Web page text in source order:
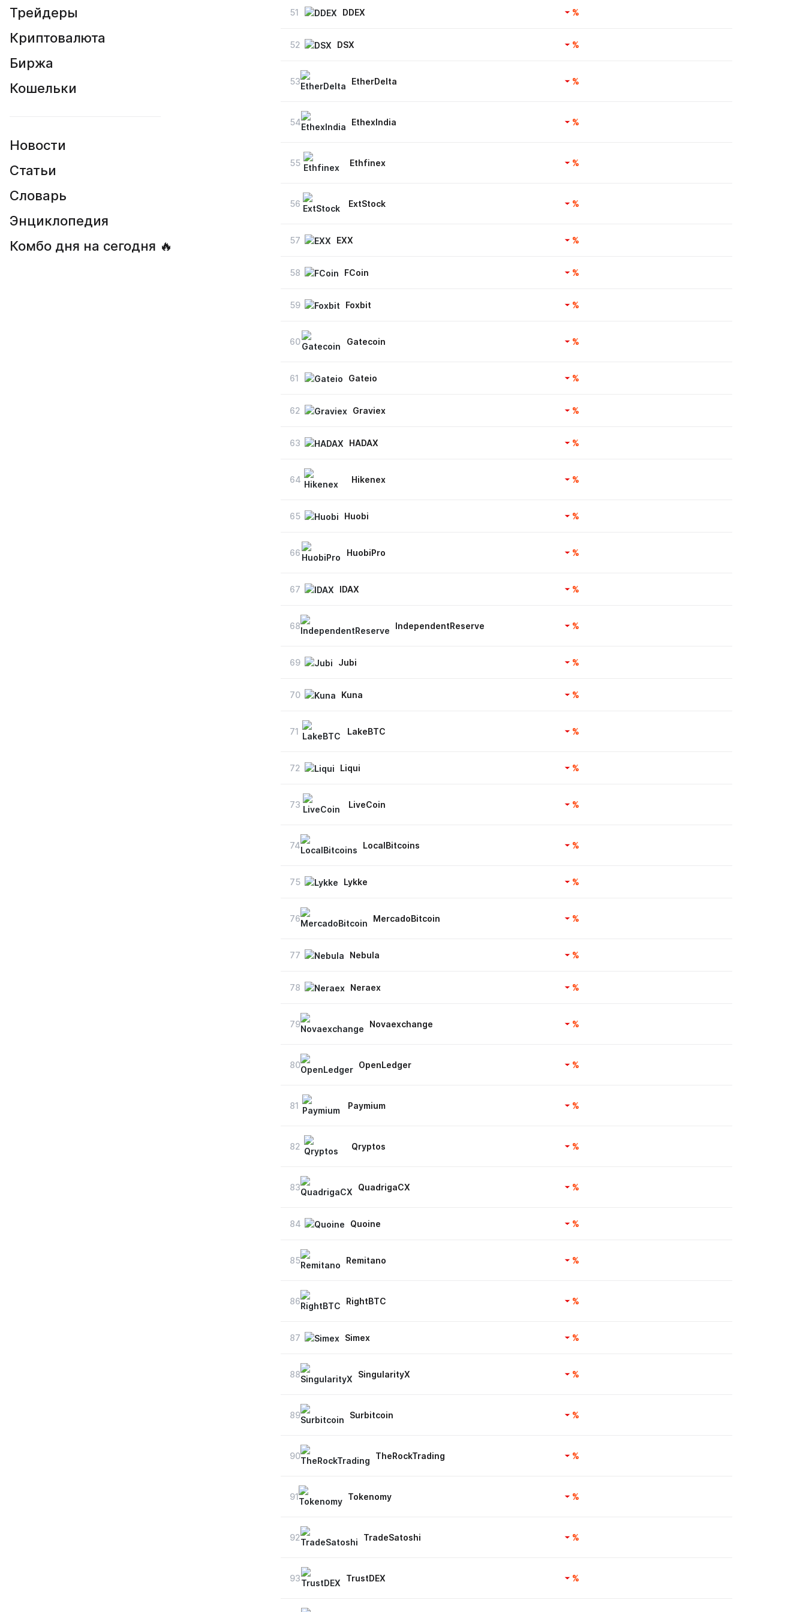
Трейдеры
Криптовалюта
Биржа
Кошельки
Новости
Статьи
Словарь
Энциклопедия
Комбо дня на сегодня 🔥
51 DDEX %
52 DSX %
53 EtherDelta %
54 EthexIndia %
55 Ethfinex %
56 ExtStock %
57 EXX %
58 FCoin %
59 Foxbit %
60 Gatecoin %
61 Gateio %
62 Graviex %
63 HADAX %
64 Hikenex %
65 Huobi %
66 HuobiPro %
67 IDAX %
68 IndependentReserve %
69 Jubi %
70 Kuna %
71 LakeBTC %
72 Liqui %
73 LiveCoin %
74 LocalBitcoins %
75 Lykke %
76 MercadoBitcoin %
77 Nebula %
78 Neraex %
79 Novaexchange %
80 OpenLedger %
81 Paymium %
82 Qryptos %
83 QuadrigaCX %
84 Quoine %
85 Remitano %
86 RightBTC %
87 Simex %
88 SingularityX %
89 Surbitcoin %
90 TheRockTrading %
91 Tokenomy %
92 TradeSatoshi %
93 TrustDEX %